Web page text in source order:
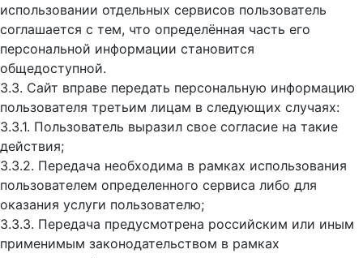
использовании отдельных сервисов пользователь
соглашается с тем, что определённая часть его
персональной информации становится
общедоступной.
3.3. Сайт вправе передать персональную информацию
пользователя третьим лицам в следующих случаях:
3.3.1. Пользователь выразил свое согласие на такие
действия;
3.3.2. Передача необходима в рамках использования
пользователем определенного сервиса либо для
оказания услуги пользователю;
3.3.3. Передача предусмотрена российским или иным
применимым законодательством в рамках